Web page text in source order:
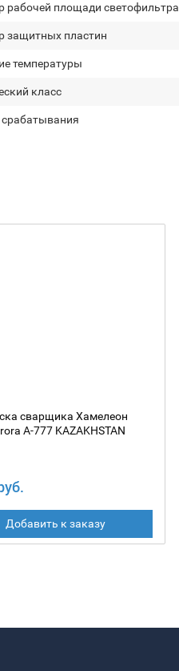
рабочей площади светофильтра
защитных пластин
температуры
класс
сварщика Хамелеон
A-777 KAZAKHSTAN
Добавить к заказу